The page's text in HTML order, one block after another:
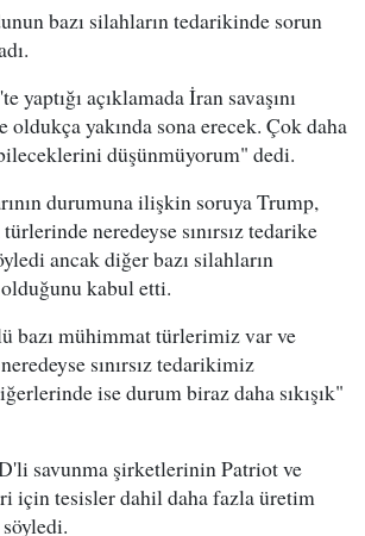
bazı silahların tedarikinde sorun
yaptığı açıklamada İran savaşını
oldukça yakında sona erecek. Çok daha
düşünmüyorum" dedi.
durumuna ilişkin soruya Trump,
neredeyse sınırsız tedarike
ancak diğer bazı silahların
olduğunu kabul etti.
bazı mühimmat türlerimiz var ve
sınırsız tedarikimiz
ise durum biraz daha sıkışık"
savunma şirketlerinin Patriot ve
için tesisler dahil daha fazla üretim